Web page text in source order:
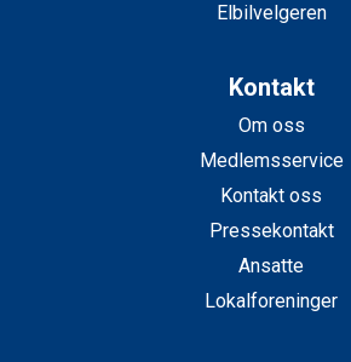
Elbilvelgeren
Kontakt
Om oss
Medlemsservice
Kontakt oss
Pressekontakt
Ansatte
Lokalforeninger